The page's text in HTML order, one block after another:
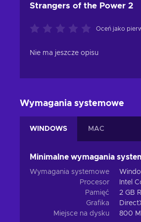
Strangers of the Power 2
Oceń jako
Nie ma jeszcze opisu
Wymagania systemowe
WINDOWS MAC
Minimalne wymagania
Wymagania systemowe
Procesor
Intel
Pamięć
2 GB
Grafika
Miejsce na dysku
800